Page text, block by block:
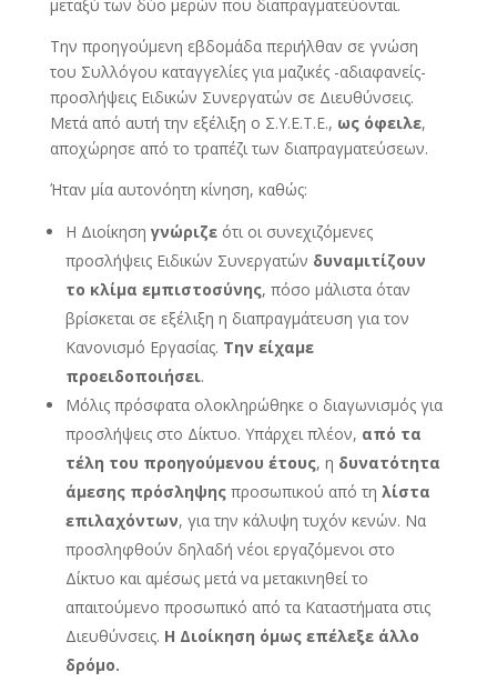
μεταξύ των δύο μερών που διαπραγματεύονται.
Την προηγούμενη εβδομάδα περιήλθαν σε γνώση
του Συλλόγου καταγγελίες για μαζικές -αδιαφανείς-
προσλήψεις Ειδικών Συνεργατών σε Διευθύνσεις.
Μετά από αυτή την εξέλιξη ο Σ.Υ.Ε.Τ.Ε., ως όφειλε,
αποχώρησε από το τραπέζι των διαπραγματεύσεων.
Ήταν μία αυτονόητη κίνηση, καθώς:
Η Διοίκηση γνώριζεότι οι συνεχιζόμενες
προσλήψεις Ειδικών Συνεργατών δυναμιτίζουν
το κλίμα εμπιστοσύνης, πόσο μάλιστα όταν
βρίσκεται σε εξέλιξη η διαπραγμάτευση για τον
Κανονισμό Εργασίας. Την είχαμε
προειδοποιήσει.
Μόλις πρόσφατα ολοκληρώθηκε ο διαγωνισμός για
προσλήψεις στο Δίκτυο. Υπάρχει πλέον, από τα
τέλη του προηγούμενου έτους, η δυνατότητα
άμεσης πρόσληψηςπροσωπικού από τη λίστα
επιλαχόντων, για την κάλυψη τυχόν κενών. Να
προσληφθούν δηλαδή νέοι εργαζόμενοι στο
Δίκτυο και αμέσως μετά να μετακινηθεί το
απαιτούμενο προσωπικό από τα Καταστήματα στις
Διευθύνσεις. Η Διοίκηση όμως επέλεξε άλλο
δρόμο.